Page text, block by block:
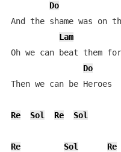
Do
And the shame was on
Lam
Oh we can beat them
Do
Then we can be
Re Sol Re Sol
Re Sol
Re